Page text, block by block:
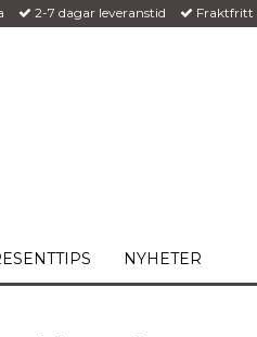
2-7 dagar leveranstid Fraktfritt
NYHETER